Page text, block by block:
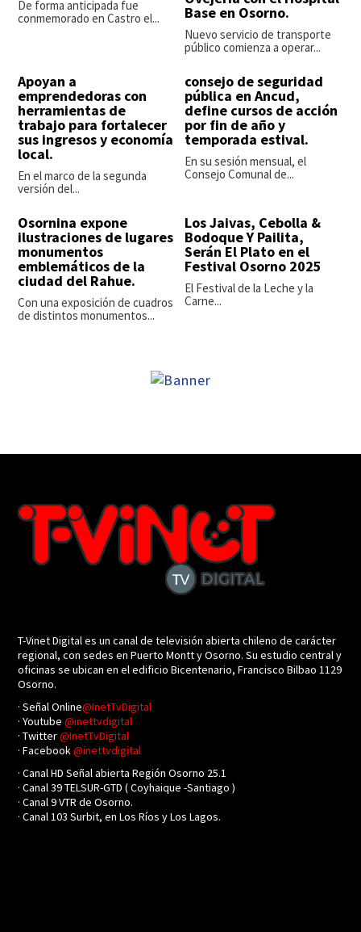
De forma anticipada fue
conmemorado en Castro el...
Base en Osorno.
Nuevo servicio de transporte
público comienza a operar...
Apoyan a
emprendedoras con
herramientas de
trabajo para fortalecer
sus ingresos y economía
local.
En el marco de la segunda
versión del...
consejo de seguridad
pública en Ancud,
define cursos de acción
por fin de año y
temporada estival.
En su sesión mensual, el
Consejo Comunal de...
Osornina expone
ilustraciones de lugares
monumentos
emblemáticos de la
ciudad del Rahue.
Con una exposición de cuadros
de distintos monumentos...
Los Jaivas, Cebolla &
Bodoque Y Pailita,
Serán El Plato en el
Festival Osorno 2025
El Festival de la Leche y la
Carne...
T-Vinet Digital es un canal de televisión abierta chileno de carácter
regional, con sedes en Puerto Montt y Osorno. Su estudio central y
oficinas se ubican en el edificio Bicentenario, Francisco Bilbao 1129
Osorno.
· Señal Online@InetTvDigital
· Youtube@inettvdigital
· Twitter@InetTvDigital
· Facebook@inettvdigital
· Canal HD Señal abierta Región Osorno 25.1
· Canal 39 TELSUR-GTD ( Coyhaique -Santiago )
· Canal 9 VTR de Osorno.
· Canal 103 Surbit, en Los Ríos y Los Lagos.